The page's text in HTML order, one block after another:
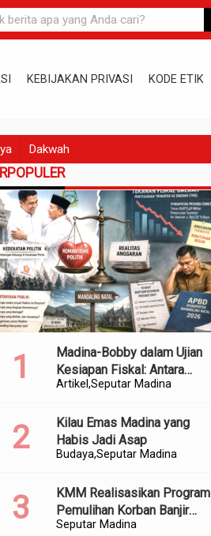
KEBIJAKAN PRIVASI KODE ETIK
Dakwah
Artikel Seputar Madina
Madina-Bobby dalam Ujian
Kesiapan Fiskal: Antara
Kedekatan Politik dan
BudayaSeputar Madina
Kilau Emas Madina yang
Habis Jadi Asap
Seputar Madina
KMM Realisasikan Program
Pemulihan Korban Banjir
dan Longsor di Kabupaten